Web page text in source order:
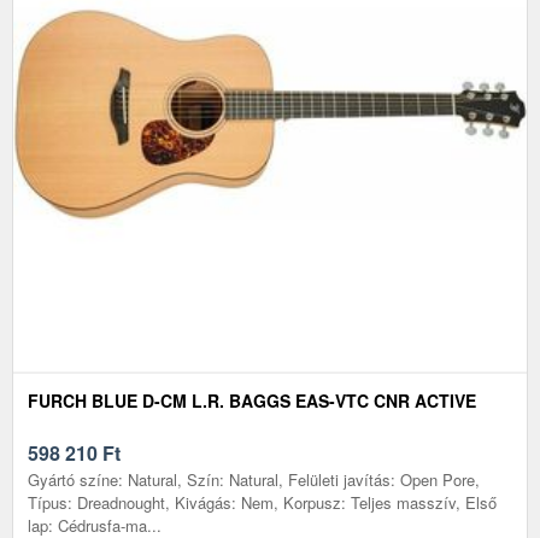
FURCH BLUE D-CM L.R. BAGGS EAS-VTC CNR ACTIVE
598 210 Ft
Gyártó színe: Natural, Szín: Natural, Felületi javítás: Open Pore,
Típus: Dreadnought, Kivágás: Nem, Korpusz: Teljes masszív, Első
lap: Cédrusfa-ma...